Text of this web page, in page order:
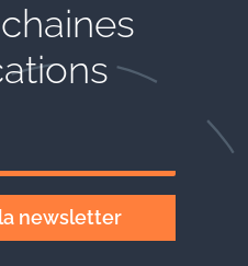
newsletter